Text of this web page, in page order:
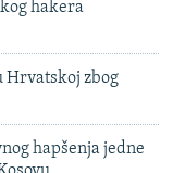
hakera
Hrvatskoj zbog
hapšenja jedne